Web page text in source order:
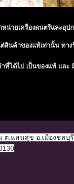
น่ายเครื่องดนตรีและอุป
สินค้าของแท้เท่านั้น ทา
ที่ได้ไป เป็นของแท้ แล
ต.แสนสุข อ.เมืองชลบุรี